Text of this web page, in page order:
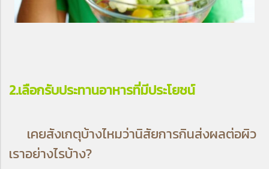
2.เลือกรับประทานอาหารที่มีประโยชน์
เคยสังเกตุบ้างไหมว่านิสัยการกินส่งผลต่อผิว
เราอย่างไรบ้าง?